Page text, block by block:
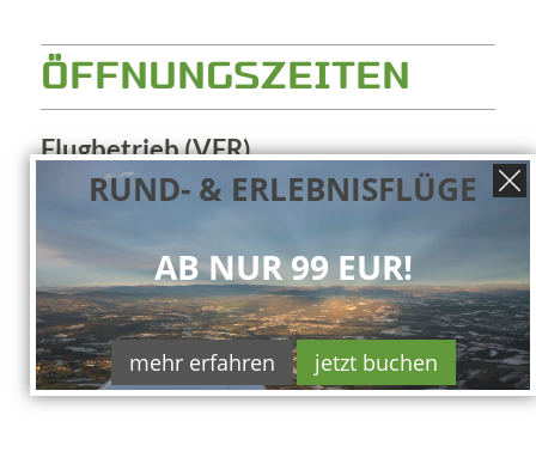
ÖFFNUNGSZEITEN
Flugbetrieb (VFR)
SUM: TUE-SUN 0700-SS/1700
OT: PPR!
RUND- & ERLEBNISFLÜGE
AB NUR 99 EUR!
mehr erfahren jetzt buchen